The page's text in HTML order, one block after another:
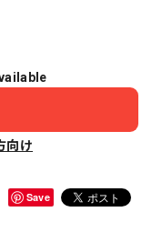
向け
Save